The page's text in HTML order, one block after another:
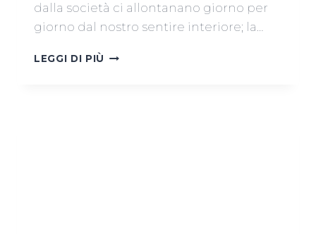
dalla società ci allontanano giorno per
giorno dal nostro sentire interiore; la…
LEGGI DI PIÙ CORSO